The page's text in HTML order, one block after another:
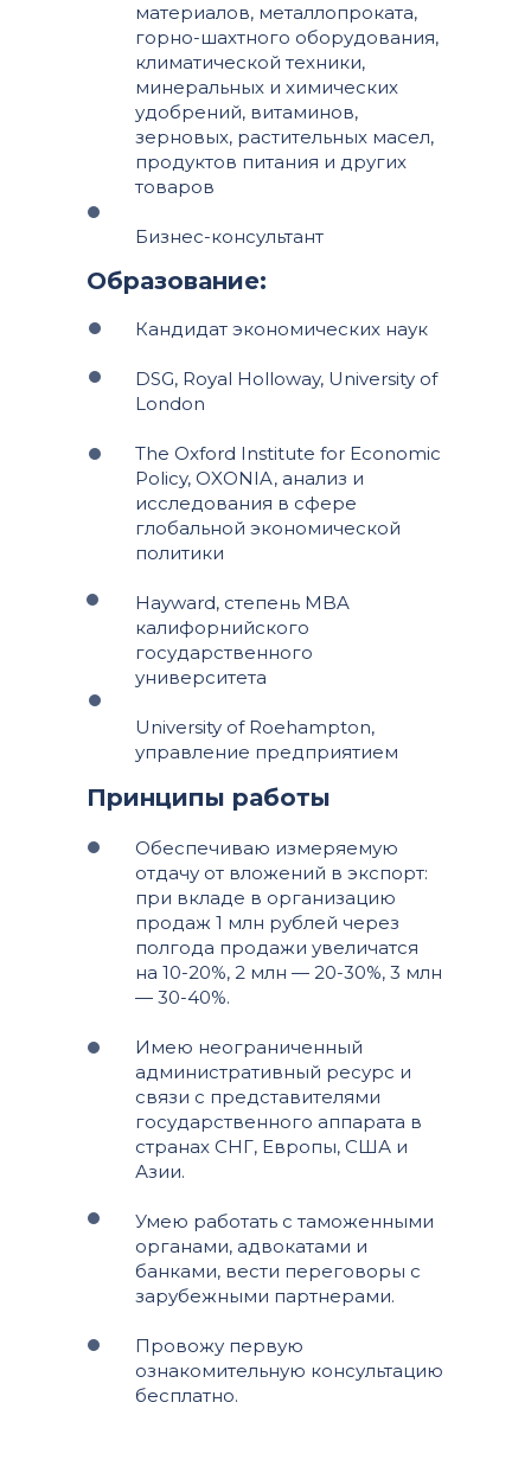
материалов, металлопроката,
горно-шахтного оборудования,
климатической техники,
минеральных и химических
удобрений, витаминов,
зерновых, растительных масел,
продуктов питания и других
товаров
Бизнес-консультант
Принципы работы
Обеспечиваю измеряемую
отдачу от вложений в экспорт:
при вкладе в организацию
продаж 1 млн рублей через
полгода продажи увеличатся
на 10-20%, 2 млн — 20-30%, 3 млн
— 30-40%.
Имею неограниченный
административный ресурс и
связи с представителями
государственного аппарата в
странах СНГ, Европы, США и
Азии.
Умею работать с таможенными
органами, адвокатами и
банками, вести переговоры с
зарубежными партнерами.
Провожу первую
ознакомительную консультацию
бесплатно.
Образование:
Кандидат экономических наук
DSG, Royal Holloway, University of
London
The Oxford Institute for Economic
Policy, OXONIA, анализ и
исследования в сфере
глобальной экономической
политики
Hayward, степень MBA
калифорнийского
государственного
университета
University of Roehampton,
управление предприятием